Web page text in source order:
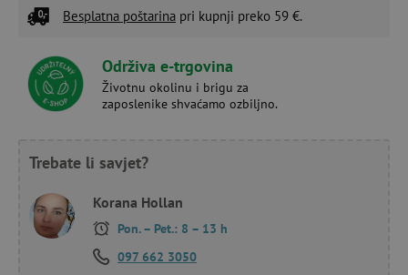
Besplatna poštarina pri kupnji preko 59 €.
Održiva e-trgovina
Životnu okolinu i brigu za
zaposlenike shvaćamo ozbiljno.
Trebate li savjet?
Korana Hollan
Pon. – Pet.: 8 – 13 h
097 662 3050